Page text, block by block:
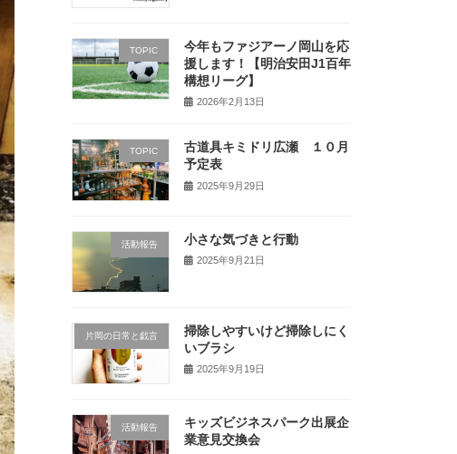
TOPIC
今年もファジアーノ岡山を応
援します！【明治安田J1百年
構想リーグ】
2026年2月13日
TOPIC
古道具キミドリ広瀬 １０月
予定表
2025年9月29日
活動報告 小さな気づきと行動
2025年9月21日
片岡の日常と戯言
掃除しやすいけど掃除しにく
いブラシ
2025年9月19日
活動報告
キッズビジネスパーク出展企
業意見交換会